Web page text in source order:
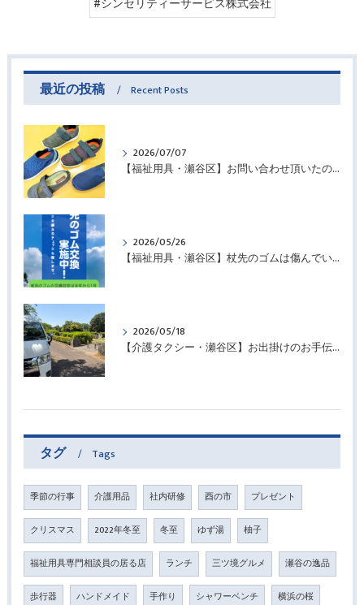
#シンセリティーサービス株式会社
最近の投稿 Recent Posts
2026/07/07
【福祉用具・瀬谷区】お問い合わせ頂いたので・・・
2026/05/26
【福祉用具・瀬谷区】杖先のゴムは傷んでいませんか？
2026/05/18
【介護タクシー・瀬谷区】お出掛けのお手伝いさせていただきました
タグ Tags
季節の行事 介護用品 社内研修 酉の市 プレゼント
クリスマス 2022年冬至 冬至 ゆず湯 柚子
福祉用具専門相談員の居る店 ランチ 三ツ境グルメ 瀬谷の逸品
歩行器 ハンドメイド 手作り シャワーベンチ 横浜の桜